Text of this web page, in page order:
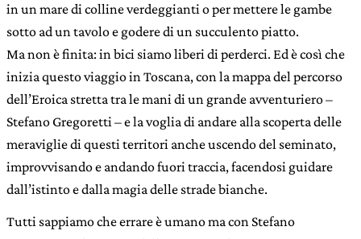
in un mare di colline verdeggianti o per mettere le gambe
sotto ad un tavolo e godere di un succulento piatto.
Ma non è finita: in bici siamo liberi di perderci. Ed è così che
inizia questo viaggio in Toscana, con la mappa del percorso
dell’Eroica stretta tra le mani di un grande avventuriero –
Stefano Gregoretti – e la voglia di andare alla scoperta delle
meraviglie di questi territori anche uscendo del seminato,
improvvisando e andando fuori traccia, facendosi guidare
dall’istinto e dalla magia delle strade bianche.
Tutti sappiamo che errare è umano ma con Stefano